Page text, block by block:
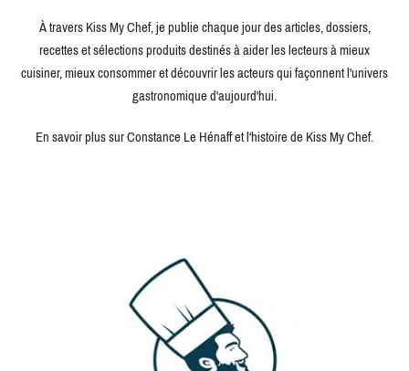
À travers Kiss My Chef, je publie chaque jour des articles, dossiers,
recettes et sélections produits destinés à aider les lecteurs à mieux
cuisiner, mieux consommer et découvrir les acteurs qui façonnent l'univers
gastronomique d'aujourd'hui.
En savoir plus sur Constance Le Hénaff et l'histoire de Kiss My Chef.